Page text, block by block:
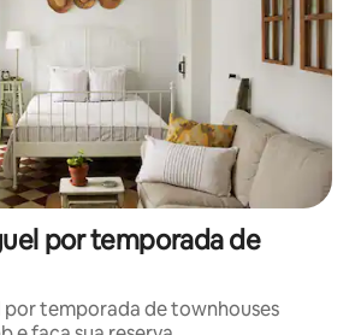
por temporada de
por temporada de townhouses